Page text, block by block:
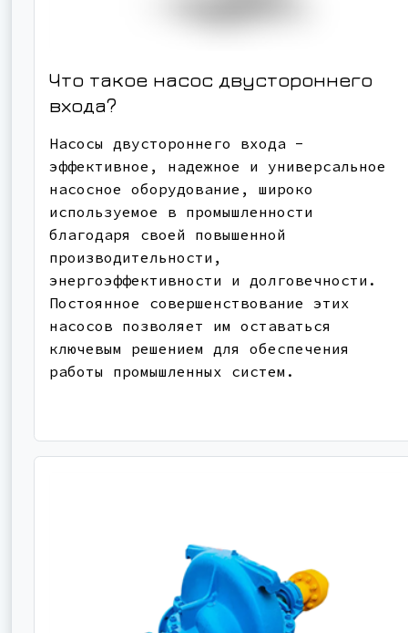
Что такое насос двустороннего
входа?
Насосы двустороннего входа -
эффективное, надежное и универсальное
насосное оборудование, широко
используемое в промышленности
благодаря своей повышенной
производительности,
энергоэффективности и долговечности.
Постоянное совершенствование этих
насосов позволяет им оставаться
ключевым решением для обеспечения
работы промышленных систем.